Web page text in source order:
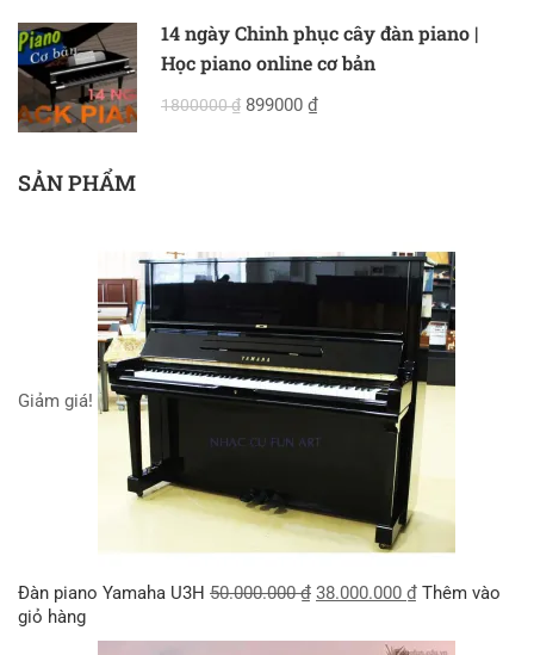
14 ngày Chinh phục cây đàn piano |
Học piano online cơ bản
1800000 ₫ 899000 ₫
SẢN PHẨM
Giảm giá!
Đàn piano Yamaha U3H 50.000.000₫ 38.000.000 ₫ Thêm vào
giỏ hàng